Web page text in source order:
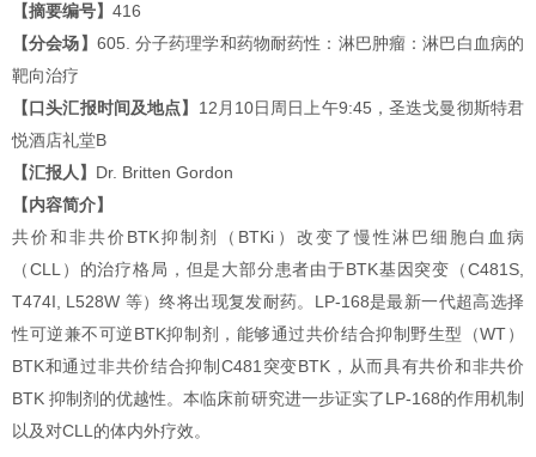
【摘要编号】 416
【分会场】 605. 分子药理学和药物耐药性：淋巴肿瘤：淋巴白血病的
靶向治疗
【口头汇报时间及地点】 12月10日周日上午9:45，圣迭戈曼彻斯特君
悦酒店礼堂B
【汇报人】 Dr. Britten Gordon
【内容简介】
共价和非共价BTK抑制剂（BTKi）改变了慢性淋巴细胞白血病
（CLL）的治疗格局，但是大部分患者由于BTK基因突变（C481S,
T474I, L528W 等）终将出现复发耐药。LP-168是最新一代超高选择
性可逆兼不可逆BTK抑制剂，能够通过共价结合抑制野生型（WT）
BTK和通过非共价结合抑制C481突变BTK，从而具有共价和非共价
BTK 抑制剂的优越性。本临床前研究进一步证实了LP-168的作用机制
以及对CLL的体内外疗效。